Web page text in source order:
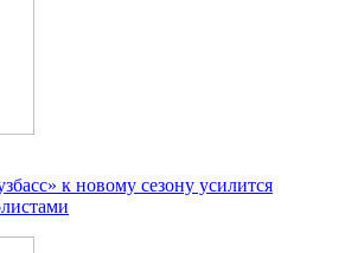
к новому сезону усилится